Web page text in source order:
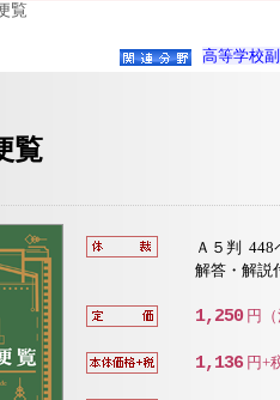
覧
高等学校
覧
Ａ５判 448
解答・解説
1,250円（
1,136円+